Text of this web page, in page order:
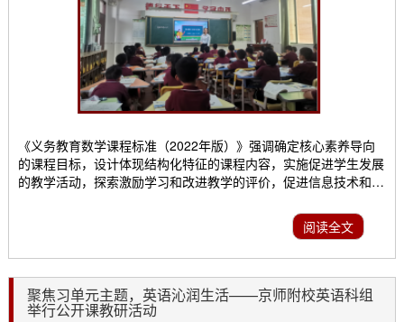
《义务教育数学课程标准（2022年版）》强调确定核心素养导向
的课程目标，设计体现结构化特征的课程内容，实施促进学生发展
的教学活动，探索激励学习和改进教学的评价，促进信息技术和数
下午数学组开展了校内公开课活动，是梁欢欢老师执教的《角的初
步认识》。“角”，对于二年级学生来说既熟悉又陌生。学生既能在
生活中找出很多角，但又不清楚到底角是什么样的图...
阅读全文
聚焦习单元主题，英语沁润生活——京师附校英语科组
举行公开课教研活动